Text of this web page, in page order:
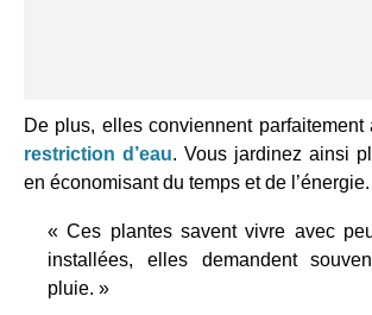
De plus, elles conviennent parfaitement
restriction d’eau. Vous jardinez ainsi
en économisant du temps et de l’énergie.
« Ces plantes savent vivre avec
installées, elles demandent
pluie. »